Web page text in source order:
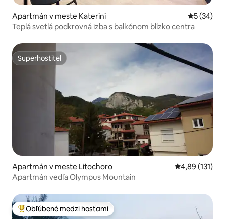
Apartmán v meste Katerini
5 (34)
Teplá svetlá podkrovná izba s balkónom blízko centra
Superhostiteľ
Superhostiteľ
Apartmán v meste Litochoro Priemerné
4,89 (131)
Apartmán vedľa Olympus Mountain
Najobľúbenejšie medzi hosťami
Obľúbené medzi hosťami